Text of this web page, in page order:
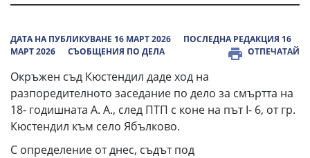
ДАТА НА ПУБЛИКУВАНЕ 16 МАРТ 2026
ПОСЛЕДНА РЕДАКЦИЯ 16
МАРТ 2026
СЪОБЩЕНИЯ ПО ДЕЛА ОТПЕЧАТАЙ
Окръжен съд Кюстендил даде ход на
разпоредителното заседание по дело за смъртта на
18- годишната А. А., след ПТП с коне на път I- 6, от гр.
Кюстендил към село Ябълково.
С определение от днес, съдът под